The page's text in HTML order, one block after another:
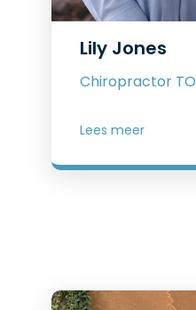
Lily Jones
Chiropractor
Lees meer